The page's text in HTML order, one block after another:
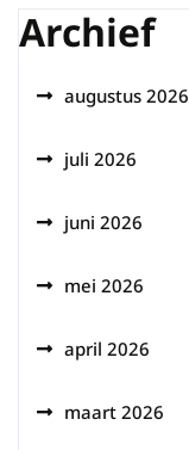
Archief
augustus 2026
juli 2026
juni 2026
mei 2026
april 2026
maart 2026